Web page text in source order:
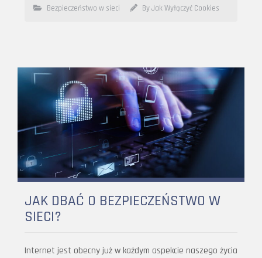
Bezpieczeństwo w sieci
By Jak Wyłączyć Cookies
JAK DBAĆ O BEZPIECZEŃSTWO W
SIECI?
Internet jest obecny już w każdym aspekcie naszego życia